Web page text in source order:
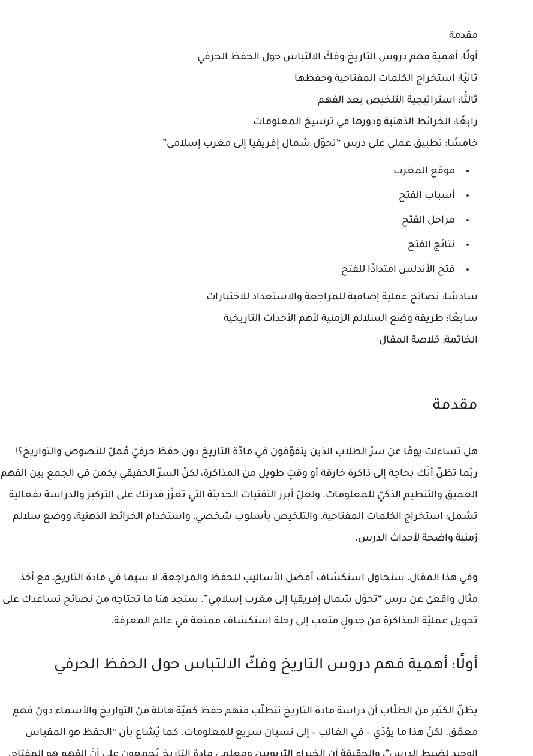
مقدمة
أولًا: أهمية فهم دروس التاريخ وفكّ الالتباس حول الحفظ الحرفي
ثانيًا: استخراج الكلمات المفتاحية وحفظها
ثالثًا: استراتيجية التلخيص بعد الفهم
رابعًا: الخرائط الذهنية ودورها في ترسيخ المعلومات
خامسًا: تطبيق عملي على درس “تحوّل شمال إفريقيا إلى مغرب إسلامي”
موقع المغرب
أسباب الفتح
مراحل الفتح
نتائج الفتح
فتح الأندلس امتدادًا للفتح
سادسًا: نصائح عملية إضافية للمراجعة والاستعداد للاختبارات
سابعًا: طريقة وضع السلالم الزمنية لأهم الأحداث التاريخية
الخاتمة: خلاصة المقال
مقدمة
هل تساءلت يومًا عن سرّ الطلاب الذين يتفوّقون في مادّة التاريخ دون حفظ حرفيّ مُملّ للنصوص والتواريخ؟!
ربّما تظنّ أنّك بحاجة إلى ذاكرة خارقة أو وقتٍ طويل من المذاكرة، لكنّ السرّ الحقيقي يكمن في الجمع بين الفهم
العميق والتنظيم الذكيّ للمعلومات. ولعلّ أبرز التقنيات الحديثة التي تعزّز قدرتك على التركيز والدراسة بفعالية
تشمل: استخراج الكلمات المفتاحية، والتلخيص بأسلوب شخصي، واستخدام الخرائط الذهنية، ووضع سلالم
زمنية واضحة لأحداث الدرس.
وفي هذا المقال، سنحاول استكشاف أفضل الأساليب للحفظ والمراجعة، لا سيما في مادة التاريخ، مع أخذ
مثال واقعيّ عن درس “تحوّل شمال إفريقيا إلى مغرب إسلامي”. ستجد هنا ما تحتاجه من نصائح تساعدك على
تحويل عمليّة المذاكرة من جدولٍ متعب إلى رحلة استكشاف ممتعة في عالم المعرفة.
أولًا: أهمية فهم دروس التاريخ وفكّ الالتباس حول الحفظ الحرفي
يظنّ الكثير من الطلّاب أن دراسة مادة التاريخ تتطلّب منهم حفظ كميّة هائلة من التواريخ والأسماء دون فهمٍ
معمّق. لكنّ هذا ما يؤدّي – في الغالب – إلى نسيان سريع للمعلومات. كما يُشاع بأن “الحفظ هو المقياس